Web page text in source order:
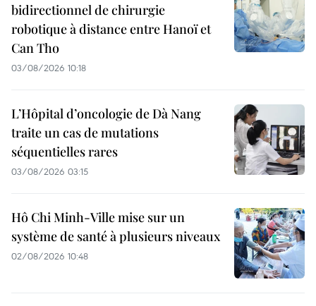
bidirectionnel de chirurgie
robotique à distance entre Hanoï et
Can Tho
03/08/2026 10:18
L’Hôpital d’oncologie de Dà Nang
traite un cas de mutations
séquentielles rares
03/08/2026 03:15
Hô Chi Minh-Ville mise sur un
système de santé à plusieurs niveaux
02/08/2026 10:48